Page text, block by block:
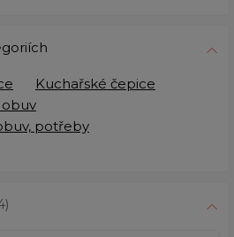
Kuchařské čepice
obuv
potřeby